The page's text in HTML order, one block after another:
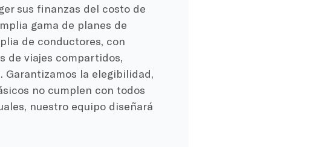
sus finanzas del costo de
gama de planes de
de conductores, con
de viajes compartidos,
Garantizamos la elegibilidad,
no cumplen con todos
nuestro equipo diseñará